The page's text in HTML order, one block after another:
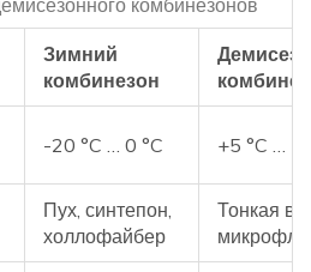
комбинезонов
Зимний
комбинезон
-20 °C … 0 °C +5 °C …
Пух, синтепон,
холлофайбер
Тонкая